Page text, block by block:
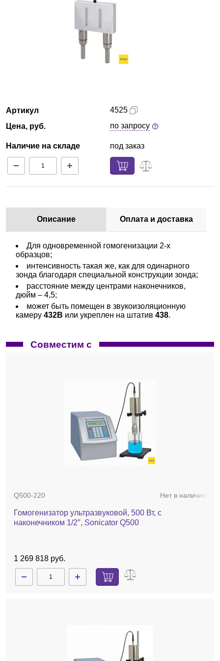
Производители
Доставка и оплата
Контакты
Артикул
Цена, руб.
Наличие на складе
4525
по запросу
под заказ
Описание Оплата и доставка
Для одновременной гомогенизации 2-х
образцов;
интенсивность такая же, как для одинарного
зонда благодаря специальной конструкции зонда;
расстояние между центрами наконечников,
дюйм – 4,5;
может быть помещен в звукоизоляционную
камеру 432B или укреплен на штатив 438.
Совместим с
Q500-220 Нет в наличии
Гомогенизатор ультразвуковой, 500 Вт, с
наконечником 1/2″, Sonicator Q500
1 269 818 руб.